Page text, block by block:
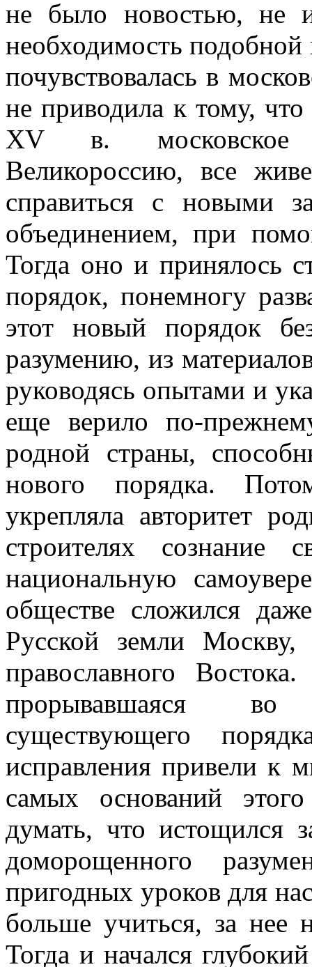
не было новостью, не
необходимость подобной
почувствовалась в
не приводила к тому,
XV в. московское
Великороссию, все
справиться с новыми
объединением, при
Тогда оно и принялось
порядок, понемногу
этот новый порядок
разумению, из
руководясь опытами и
еще верило по-
родной страны,
нового порядка.
укрепляла авторитет
строителях сознание
национальную
обществе сложился
Русской земли
православного
прорывавшаяся во
существующего
исправления привели к
самых оснований
думать, что истощился
доморощенного
пригодных уроков для
больше учиться, за нее
Тогда и начался